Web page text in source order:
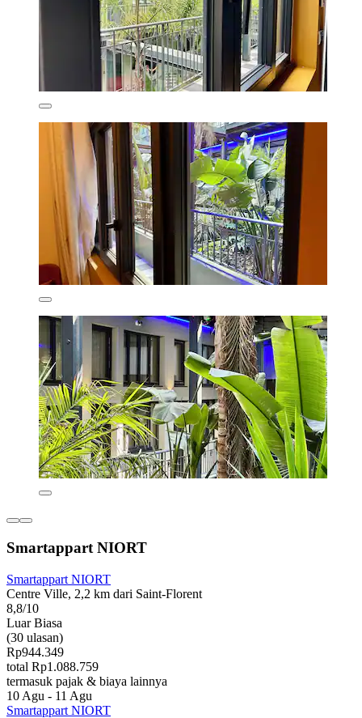
Smartappart NIORT
Smartappart NIORT
Centre Ville, 2,2 km dari Saint-Florent
8,8/10
Luar Biasa
(30 ulasan)
Rp944.349
total Rp1.088.759
termasuk pajak & biaya lainnya
10 Agu - 11 Agu
Smartappart NIORT